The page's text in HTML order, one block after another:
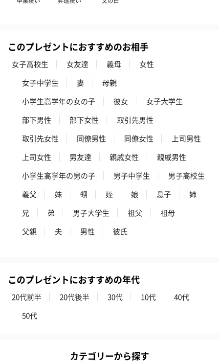
このプレゼントにおすすめのお相手
女子高校生 女友達 義母
女性
女子中学生
妻
母親
小学生高学年の女の子
彼女
女子大学生
部下男性
部下女性
取引先男性
取引先女性
同僚男性 同僚女性
上司男性
上司女性
男友達 親戚女性
親戚男性
小学生高学年の男の子
男子中学生
男子高校生
義父
妹 甥 姪 娘 息子
姉
兄
弟 男子大学生 祖父
祖母
父親
夫 男性 彼氏
このプレゼントにおすすめの年代
20代前半 20代後半 30代 10代
40代
50代
カテゴリーから探す